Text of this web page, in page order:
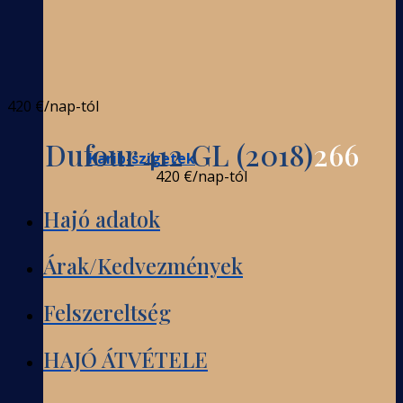
Karib-szigetek
420 €/nap-tól
Dufour 412 GL (2018)266
420 €/nap-tól
Hajó adatok
Árak/Kedvezmények
Felszereltség
HAJÓ ÁTVÉTELE